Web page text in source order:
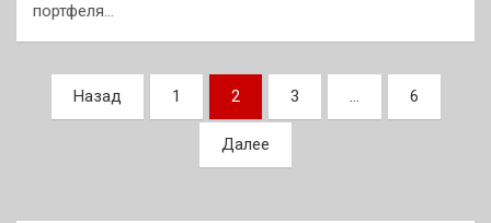
портфеля…
Пагинация
записей
Назад 1 2 3 … 6
Далее